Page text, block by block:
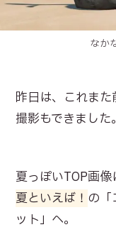
なか
昨日は、これま
撮影もできました。
夏っぽいTOP画
夏といえば！ の「
ット」へ。